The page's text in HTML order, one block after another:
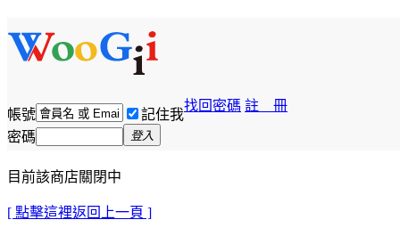
帳號 記住我
找回密碼 註 冊
密碼 登入
目前該商店關閉中
[ 點擊這裡返回上一頁 ]